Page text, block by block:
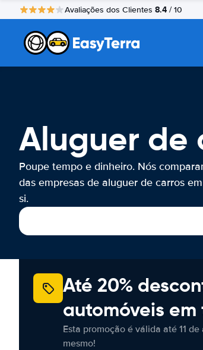
Avaliações dos Clientes 8.4 / 10
Aluguer de
Poupe tempo e dinheiro. Nós
das empresas de aluguer de carros
si.
Até 20%
automóveis
Esta promoção é válida até 11
mesmo!